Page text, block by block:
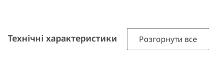
Технічні характеристики Розгорнути все